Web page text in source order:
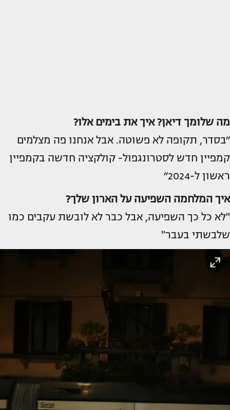
מה שלומך דיאן? איך את בימים אלו?
״בסדר, תקופה לא פשוטה. אבל אנחנו פה מצלמים
קמפיין חדש לסטרונגפול- קולקציה חדשה בקמפיין
ראשון ל-2024״
איך המלחמה השפיעה על הארון שלך?
"לא כל כך השפיעה, אבל כבר לא לובשת עקבים כמו
שלבשתי בעבר"